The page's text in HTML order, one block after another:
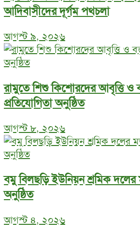
আদিবাসীদের দূর্গম পথচলা
আগস্ট ৯, ২০২৬
রামুতে শিশু কিশোরদের আবৃত্তি ও
প্রতিযোগিতা অনুষ্ঠিত
আগস্ট ৮, ২০২৬
বমু বিলছড়ি ইউনিয়ন শ্রমিক
অনুষ্ঠিত
আগস্ট ৪, ২০২৬